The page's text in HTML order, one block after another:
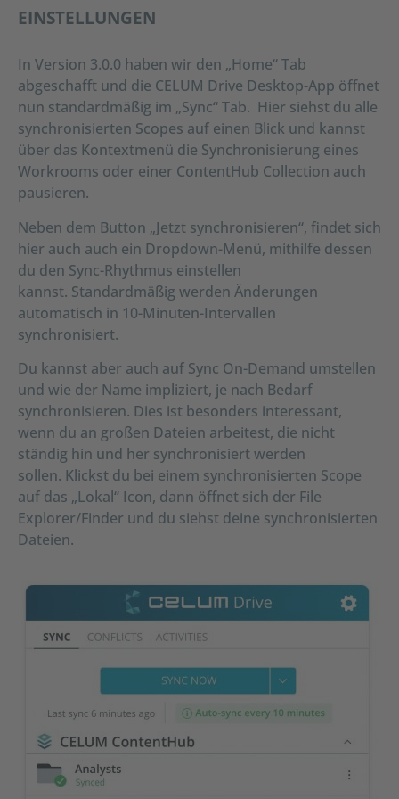
powered byUsercentrics Consent
Management Platform
EINSTELLUNGEN
In Version 3.0.0 haben wir den „Home“ Tab
abgeschafft und die CELUM Drive Desktop-App öffnet
nun standardmäßig im „Sync“ Tab. Hier siehst du alle
synchronisierten Scopes auf einen Blick und kannst
über das Kontextmenü die Synchronisierung eines
Workrooms oder einer ContentHub Collection auch
pausieren.
Neben dem Button „Jetzt synchronisieren“, findet sich
hier auch auch ein Dropdown-Menü, mithilfe dessen
du den Sync-Rhythmus einstellen
kannst. Standardmäßig werden Änderungen
automatisch in 10-Minuten-Intervallen
synchronisiert.
Du kannst aber auch auf Sync On-Demand umstellen
und wie der Name impliziert, je nach Bedarf
synchronisieren. Dies ist besonders interessant,
wenn du an großen Dateien arbeitest, die nicht
ständig hin und her synchronisiert werden
sollen. Klickst du bei einem synchronisierten Scope
auf das „Lokal“ Icon, dann öffnet sich der File
Explorer/Finder und du siehst deine synchronisierten
Dateien.